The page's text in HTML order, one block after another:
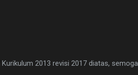
Kurikulum 2013 revisi 2017 diatas, semoga